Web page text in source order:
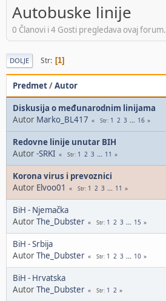
Autobuske linije
0 Članovi i 4 Gosti pregledava ovaj forum.
DOLJE Str 1
Predmet/Autor
Diskusija o međunarodnim linijama
Autor Marko_BL417 Str 1 2 3 ... 16
Redovne linije unutar BIH
Autor-SRKI Str 1 2 3 ... 11
Korona virus i prevoznici
Autor Elvoo01 Str 1 2 3 ... 11
BiH - Njemačka
AutorThe_Dubster Str 1 2 3 ... 15
BiH - Srbija
AutorThe_Dubster Str 1 2 3 ... 10
BiH - Hrvatska
AutorThe_Dubster Str 1 2